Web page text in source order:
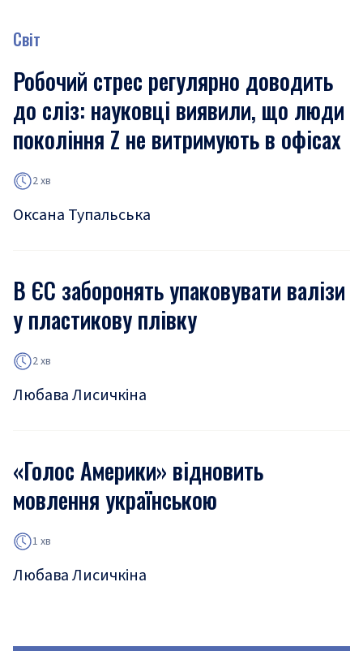
Світ
Робочий стрес регулярно доводить
до сліз: науковці виявили, що люди
покоління Z не витримують в офісах
2 хв
Оксана Тупальська
В ЄС заборонять упаковувати валізи
у пластикову плівку
2 хв
Любава Лисичкіна
«Голос Америки» відновить
мовлення українською
1 хв
Любава Лисичкіна